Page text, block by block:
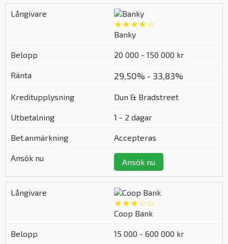
★★★★☆
Banky
20 000 - 150 000 kr
29,50% - 33,83%
Dun & Bradstreet
1 - 2 dagar
Accepteras
Ansök nu
★★★☆☆
Coop Bank
15 000 - 600 000 kr